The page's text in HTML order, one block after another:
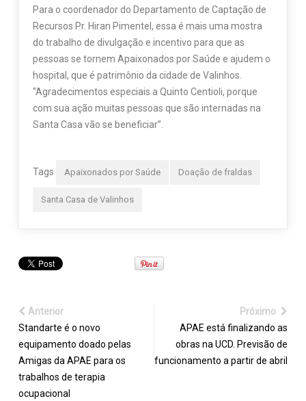
Para o coordenador do Departamento de Captação de
Recursos Pr. Hiran Pimentel, essa é mais uma mostra
do trabalho de divulgação e incentivo para que as
pessoas se tornem Apaixonados por Saúde e ajudem o
hospital, que é patrimônio da cidade de Valinhos.
“Agradecimentos especiais a Quinto Centioli, porque
com sua ação muitas pessoas que são internadas na
Santa Casa vão se beneficiar”.
Tags Apaixonados por Saúde Doação de fraldas
Santa Casa de Valinhos
Anterior
Standarte é o novo
equipamento doado pelas
Amigas da APAE para os
trabalhos de terapia
ocupacional
Próximo
APAE está finalizando as
obras na UCD. Previsão de
funcionamento a partir de abril